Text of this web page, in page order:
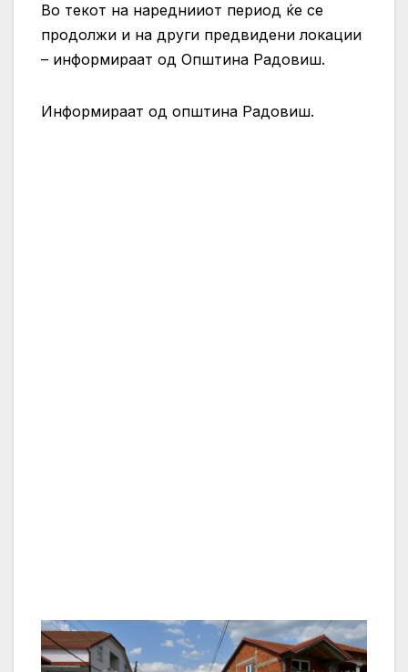
Во текот на нареднииот период ќе се
продолжи и на други предвидени локации
– информираат од Општина Радовиш.
Информираат од општина Радовиш.